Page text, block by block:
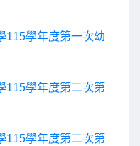
115學年度第一次幼
115學年度第二次第
115學年度第二次第